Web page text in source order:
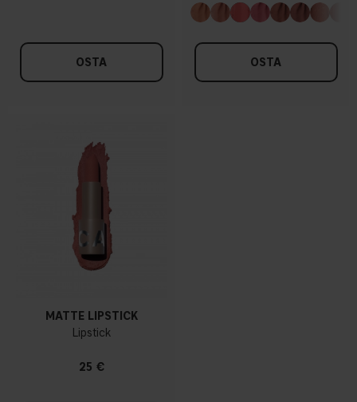
OSTA OSTA
MATTE LIPSTICK
Lipstick
25 €